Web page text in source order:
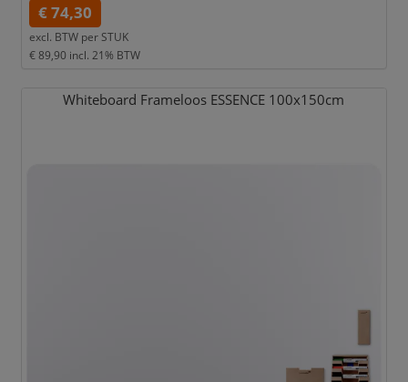
€ 74,30
excl. BTW per STUK
€ 89,90 incl. 21% BTW
Whiteboard Frameloos ESSENCE 100x150cm